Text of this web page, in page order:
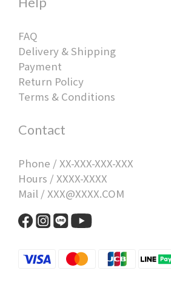
FAQ
Delivery & Shipping
Payment
Return Policy
Terms & Conditions
Contact
Phone / XX-XXX-XXX-XXX
Hours / XXXX-XXXX
Mail / XXX@XXXX.COM